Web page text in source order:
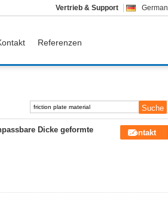
German
Vertrieb & Support
Referenzen
Dicke geformte
Kontakt